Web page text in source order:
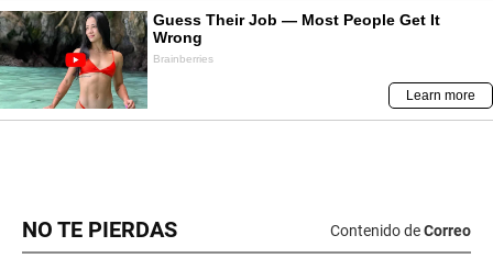
NO TE PIERDAS Contenido deCorreo